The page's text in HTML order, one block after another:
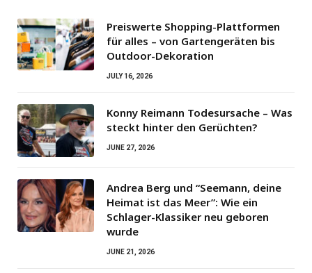
Preiswerte Shopping-Plattformen
für alles – von Gartengeräten bis
Outdoor-Dekoration
JULY 16, 2026
Konny Reimann Todesursache – Was
steckt hinter den Gerüchten?
JUNE 27, 2026
Andrea Berg und “Seemann, deine
Heimat ist das Meer”: Wie ein
Schlager-Klassiker neu geboren
wurde
JUNE 21, 2026